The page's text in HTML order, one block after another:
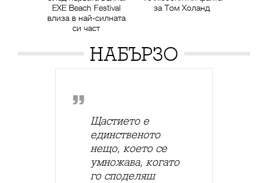
EXE Beach Festival
влиза в най-силната
си част
за Том Холанд
НАБЪРЗО
Щастието е
единственото
нещо, което се
умножава, когато
го споделяш